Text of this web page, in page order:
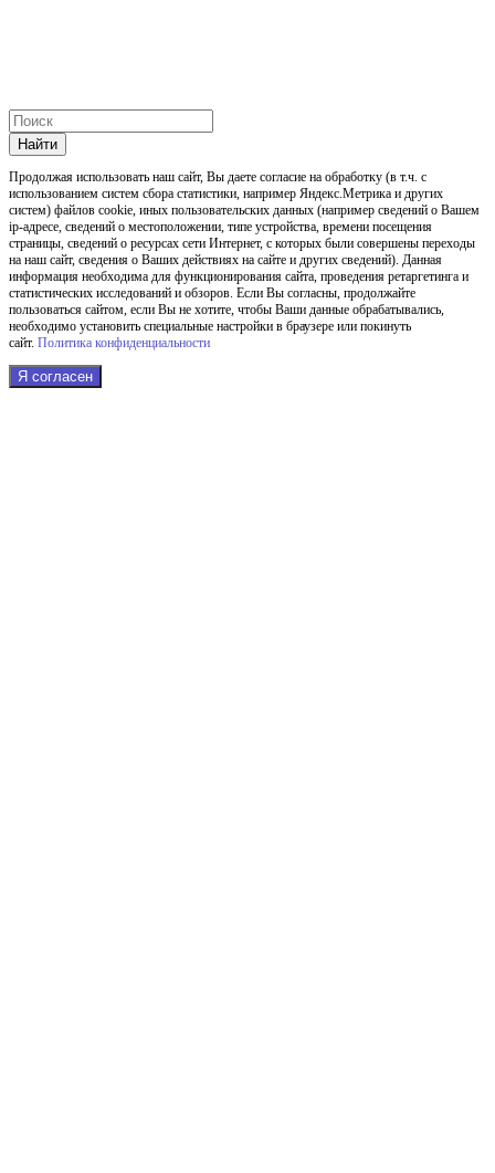
Найти
Продолжая использовать наш cайт, Вы даете согласие на обработку (в т.ч. с
использованием систем сбора статистики, например Яндекс.Метрика и других
систем) файлов cookie, иных пользовательских данных (например сведений о Вашем
ip-адресе, сведений о местоположении, типе устройства, времени посещения
страницы, сведений о ресурсах сети Интернет, с которых были совершены переходы
на наш сайт, сведения о Ваших действиях на сайте и других сведений). Данная
информация необходима для функционирования сайта, проведения ретаргетинга и
статистических исследований и обзоров. Если Вы согласны, продолжайте
пользоваться сайтом, если Вы не хотите, чтобы Ваши данные обрабатывались,
необходимо установить специальные настройки в браузере или покинуть
сайт. Политика конфиденциальности
Я согласен